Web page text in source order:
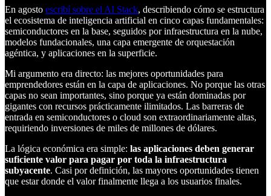
En agosto escribí sobre el AI Stack, describiendo cómo se estructura
el ecosistema de inteligencia artificial en cinco capas fundamentales:
semiconductores en la base, seguidos por infraestructura en la nube,
modelos fundacionales, una capa emergente de orquestación
agéntica, y aplicaciones en la superficie.
Mi argumento era directo: las mejores oportunidades para
emprendedores están en la capa de aplicaciones. No porque las otras
capas no sean importantes, sino porque ya están dominadas por
gigantes con recursos prácticamente ilimitados. Las barreras de
entrada en semiconductores o cloud son extraordinariamente altas,
requiriendo inversiones de miles de millones de dólares.
La lógica económica era simple: las aplicaciones deben generar
suficiente valor para pagar por toda la infraestructura
subyacente. Casi por definición, las mayores oportunidades tienen
que estar donde el valor finalmente llega a los usuarios finales.